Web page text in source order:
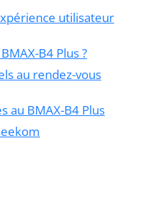
utilisateur
B4 Plus ?
au rendez-vous
au BMAX-B4 Plus